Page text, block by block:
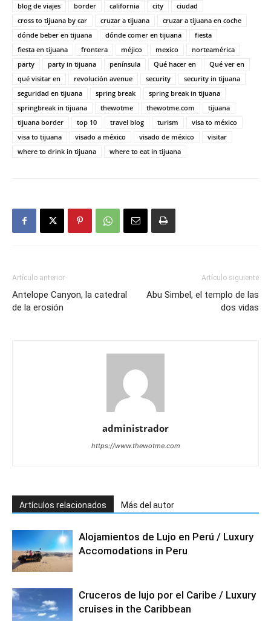
blog de viajes
border california city
ciudad
cross to tijuana by car
cruzar a tijuana
cruzar a tijuana en coche
dónde beber en tijuana
dónde comer en tijuana
fiesta
fiesta en tijuana
frontera méjico mexico
norteamérica
party
party in tijuana península Qué hacer en
Qué ver en
qué visitar en
revolución avenue security
security in tijuana
seguridad en tijuana
spring break
spring break in tijuana
springbreak in tijuana
thewotme thewotme.com
tijuana
tijuana border
top 10 travel blog turism
visa to méxico
visa to tijuana
visado a méxico visado de méxico
visitar
where to drink in tijuana
where to eat in tijuana
Artículo anterior
Antelope Canyon, la catedral
de la erosión
Artículo siguiente
Abu Simbel, el templo de las
dos vidas
administrador
https://www.thewotme.com
Artículos relacionados Más del autor
Alojamientos de Lujo en Perú / Luxury
Accomodations in Peru
Cruceros de lujo por el Caribe / Luxury
cruises in the Caribbean